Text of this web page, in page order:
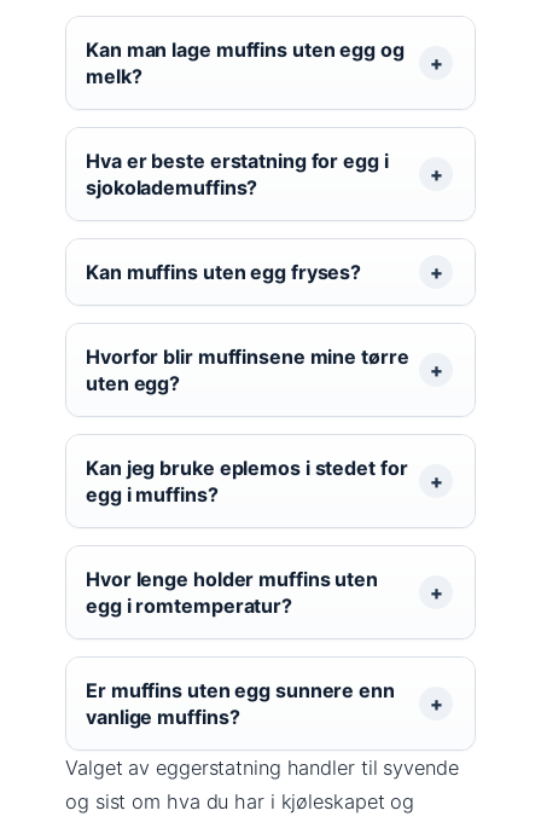
Kan man lage muffins uten egg og
melk?
Hva er beste erstatning for egg i
sjokolademuffins?
Kan muffins uten egg fryses?
Hvorfor blir muffinsene mine tørre
uten egg?
Kan jeg bruke eplemos i stedet for
egg i muffins?
Hvor lenge holder muffins uten
egg i romtemperatur?
Er muffins uten egg sunnere enn
vanlige muffins?
Valget av eggerstatning handler til syvende
og sist om hva du har i kjøleskapet og